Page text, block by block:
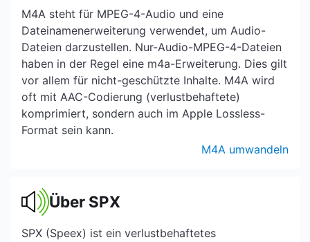
M4A steht für MPEG-4-Audio und eine
Dateinamenerweiterung verwendet, um Audio-
Dateien darzustellen. Nur-Audio-MPEG-4-Dateien
haben in der Regel eine m4a-Erweiterung. Dies gilt
vor allem für nicht-geschützte Inhalte. M4A wird
oft mit AAC-Codierung (verlustbehaftete)
komprimiert, sondern auch im Apple Lossless-
Format sein kann.
M4A umwandeln
Über SPX
SPX (Speex) ist ein verlustbehaftetes